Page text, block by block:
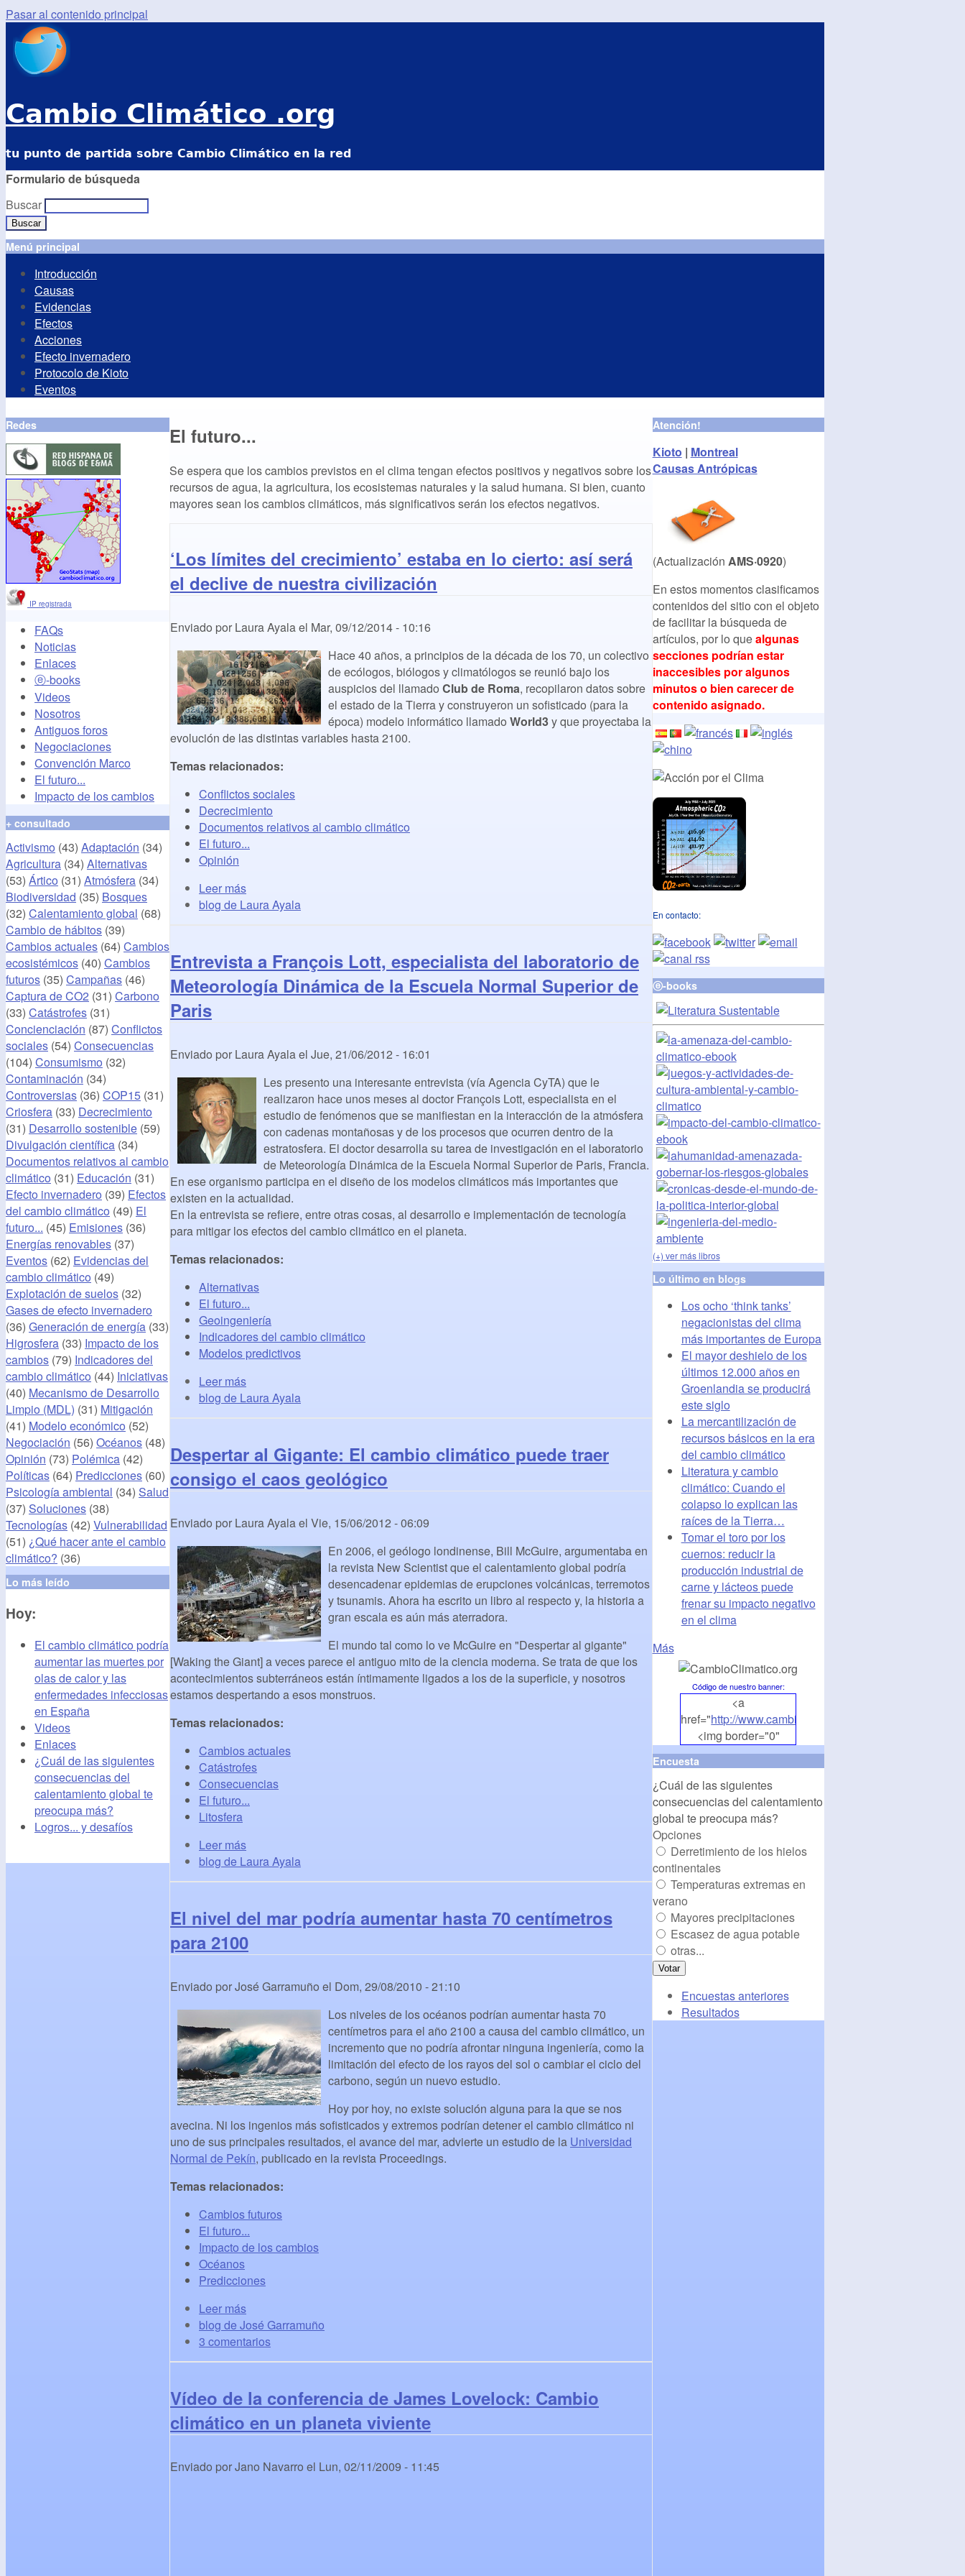
Pasar al contenido principal
Cambio Climático .org
tu punto de partida sobre Cambio Climático en la red
Formulario de búsqueda
Buscar
Menú principal
Introducción
Causas
Evidencias
Efectos
Acciones
Efecto invernadero
Protocolo de Kioto
Eventos
El futuro...
Se espera que los cambios previstos en el clima tengan efectos positivos y negativos sobre los
recursos de agua, la agricultura, los ecosistemas naturales y la salud humana. Si bien, cuanto
mayores sean los cambios climáticos, más significativos serán los efectos negativos.
‘Los límites del crecimiento’ estaba en lo cierto: así será
el declive de nuestra civilización
Enviado por Laura Ayalael Mar, 09/12/2014 - 10:16
Hace 40 años, a principios de la década de los 70, un colectivo
de ecólogos, biólogos y climatólogos se reunió bajo los
auspicios del llamado Club de Roma, recopilaron datos sobre
el estado de la Tierra y construyeron un sofisticado (para la
época) modelo informático llamado World3y que proyectaba la
evolución de las distintas variables hasta 2100.
Temas relacionados:
Conflictos sociales
Decrecimiento
Documentos relativos al cambio climático
El futuro...
Opinión
Leer más
blog de Laura Ayala
Entrevista a François Lott, especialista del laboratorio de
Meteorología Dinámica de la Escuela Normal Superior de
Paris
Enviado por Laura Ayalael Jue, 21/06/2012 - 16:01
Les presento una interesante entrevista (vía Agencia CyTA) que le
realizaron hace unos meses al doctor François Lott, especialista en el
estudio de fenómenos que se manifiestan en la interacción de la atmósfera
con cadenas montañosas y de los procesos que ocurren dentro de la
estratosfera. El doctor desarrolla su tarea de investigación en el laboratorio
de Meteorología Dinámica de la Escuela Normal Superior de Paris, Francia.
En ese organismo participa en el diseño de los modelos climáticos más importantes que
existen en la actualidad.
En la entrevista se refiere, entre otras cosas, al desarrollo e implementación de tecnología
para mitigar los efectos del cambio climático en el planeta.
Temas relacionados:
Alternativas
El futuro...
Geoingeniería
Indicadores del cambio climático
Modelos predictivos
Leer más
blog de Laura Ayala
Despertar al Gigante: El cambio climático puede traer
consigo el caos geológico
Enviado por Laura Ayalael Vie, 15/06/2012 - 06:09
En 2006, el geólogo londinense, Bill McGuire, argumentaba en
la revista New Scientist que el calentamiento global podría
desencadenar epidemias de erupciones volcánicas, terremotos
y tsunamis. Ahora ha escrito un libro al respecto y, la historia a
gran escala es aún más aterradora.
El mundo tal como lo ve McGuire en "Despertar al gigante"
[Waking the Giant] a veces parece el antiguo mito de la ciencia moderna. Se trata de que los
acontecimientos subterráneos están íntimamente ligados a los de la superficie, y nosotros
estamos despertando a esos monstruos.
Temas relacionados:
Cambios actuales
Catástrofes
Consecuencias
El futuro...
Litosfera
Leer más
blog de Laura Ayala
El nivel del mar podría aumentar hasta 70 centímetros
para 2100
Enviado porJosé Garramuño el Dom, 29/08/2010 - 21:10
Los niveles de los océanos podrían aumentar hasta 70
centímetros para el año 2100 a causa del cambio climático, un
incremento que no podría afrontar ninguna ingeniería, como la
limitación del efecto de los rayos del sol o cambiar el ciclo del
carbono, según un nuevo estudio.
Hoy por hoy, no existe solución alguna para la que se nos
avecina. Ni los ingenios más sofisticados y extremos podrían detener el cambio climático ni
uno de sus principales resultados, el avance del mar, advierte un estudio de la Universidad
Normal de Pekín, publicado en la revista Proceedings.
Temas relacionados:
Cambios futuros
El futuro...
Impacto de los cambios
Océanos
Predicciones
Leer más
blog de José Garramuño
3 comentarios
Vídeo de la conferencia de James Lovelock: Cambio
climático en un planeta viviente
Enviado porJano Navarro el Lun, 02/11/2009 - 11:45
Redes
IP registrada
FAQs
Noticias
Enlaces
ⓔ-books
Videos
Nosotros
Antiguos foros
Negociaciones
Convención Marco
El futuro...
Impacto de los cambios
+ consultado
Activismo (43) Adaptación (34)
Agricultura (34) Alternativas
(53) Ártico (31) Atmósfera (34)
Biodiversidad (35) Bosques
(32) Calentamiento global (68)
Cambio de hábitos (39)
Cambios actuales (64) Cambios
ecosistémicos (40) Cambios
futuros (35) Campañas (46)
Captura de CO2 (31) Carbono
(33) Catástrofes (31)
Concienciación (87) Conflictos
sociales (54) Consecuencias
(104) Consumismo (32)
Contaminación (34)
Controversias (36) COP15 (31)
Criosfera (33) Decrecimiento
(31) Desarrollo sostenible (59)
Divulgación científica (34)
Documentos relativos al cambio
climático (31) Educación (31)
Efecto invernadero (39) Efectos
del cambio climático (49) El
futuro... (45) Emisiones (36)
Energías renovables (37)
Eventos (62) Evidencias del
cambio climático (49)
Explotación de suelos (32)
Gases de efecto invernadero
(36) Generación de energía (33)
Higrosfera (33) Impacto de los
cambios (79) Indicadores del
cambio climático (44) Iniciativas
(40) Mecanismo de Desarrollo
Limpio (MDL) (31) Mitigación
(41) Modelo económico (52)
Negociación (56) Océanos (48)
Opinión (73) Polémica (42)
Políticas (64) Predicciones (60)
Psicología ambiental (34) Salud
(37) Soluciones (38)
Tecnologías (42) Vulnerabilidad
(51) ¿Qué hacer ante el cambio
climático? (36)
Lo más leído
Hoy:
El cambio climático podría
aumentar las muertes por
olas de calor y las
enfermedades infecciosas
en España
Videos
Enlaces
¿Cuál de las siguientes
consecuencias del
calentamiento global te
preocupa más?
Logros... y desafíos
Atención!
Kioto | Montreal
Causas Antrópicas
(Actualización AMS·0920)
En estos momentos clasificamos
contenidos del sitio con el objeto
de facilitar la búsqueda de
artículos, por lo quealgunas
secciones podrían estar
inaccesibles por algunos
minutos o bien carecer de
contenido asignado.
En contacto:
ⓔ-books
(+) ver más libros
Lo último en blogs
Los ocho ‘think tanks’
negacionistas del clima
más importantes de Europa
El mayor deshielo de los
últimos 12.000 años en
Groenlandia se producirá
este siglo
La mercantilización de
recursos básicos en la era
del cambio climático
Literatura y cambio
climático: Cuando el
colapso lo explican las
raíces de la Tierra…
Tomar el toro por los
cuernos: reducir la
producción industrial de
carne y lácteos puede
frenar su impacto negativo
en el clima
Más
Código de nuestro banner:
<a
href="http://www.cambioclimatico.org
<img border="0"
align="middle"
src="http://www.cambioclimatico.org/banners/
alt="CambioClimatico.org"
/></a>
Encuesta
¿Cuál de las siguientes
consecuencias del calentamiento
global te preocupa más?
Opciones
Derretimiento de los hielos
continentales
Temperaturas extremas en
verano
Mayores precipitaciones
Escasez de agua potable
otras...
Encuestas anteriores
Resultados